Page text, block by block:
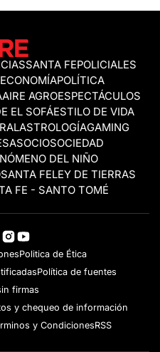
SANTA FEPOLICIALES
ECONOMÍAPOLÍTICA
AIRE AGROESPECTÁCULOS
EL SOFÁESTILO DE VIDA
ASTROLOGÍAGAMING
OCIOSOCIEDAD
DEL NIÑO
SANTA FELEY DE TIERRAS
FE - SANTO TOMÉ
Politica de Ética
Política de fuentes
firmas
y chequeo de información
y CondicionesRSS